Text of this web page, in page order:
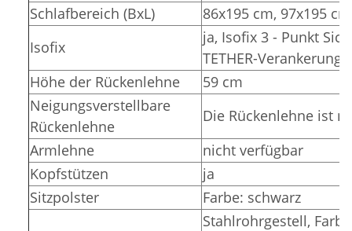
Schlafbereich (BxL)
86x195 cm, 97x195
Isofix
ja, Isofix 3 - Punkt
TETHER-
Höhe der Rückenlehne
59 cm
Neigungsverstellbare
Rückenlehne
Die Rückenlehne ist
Armlehne
nicht verfügbar
Kopfstützen
ja
Sitzpolster
Farbe: schwarz
Stahlrohrgestell,